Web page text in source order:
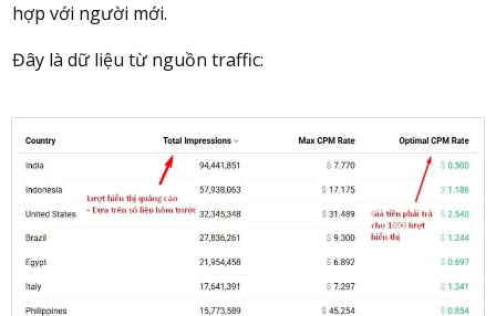
hợp với người mới.
Đây là dữ liệu từ nguồn traffic: